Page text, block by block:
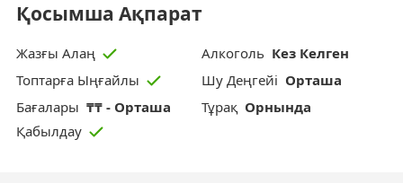
Қосымша Ақпарат
Жазғы Алаң Алкоголь Кез Келген
Топтарға Ыңғайлы
Шу Деңгейі Орташа
Бағалары ₸₸ - Орташа Тұрақ Орнында
Қабылдау